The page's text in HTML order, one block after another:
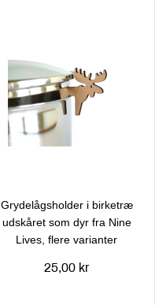
Grydelågsholder i birketræ
udskåret som dyr fra Nine
Lives, flere varianter
25,00 kr